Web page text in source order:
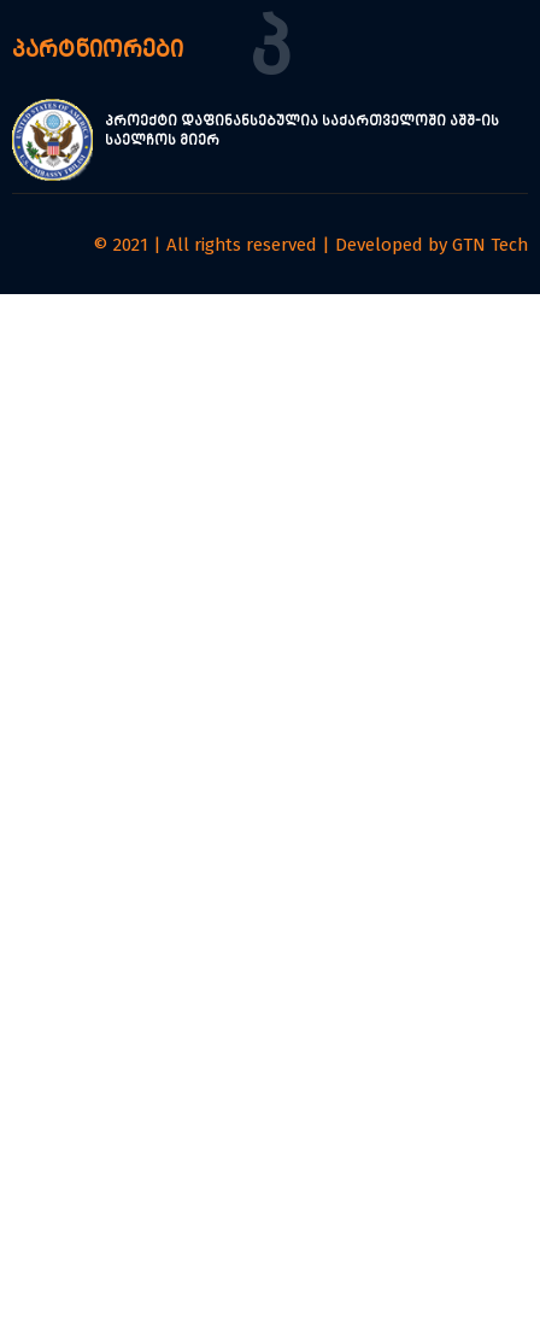
პარტნიორები Პ
პროექტი დაფინანსებულია საქართველოში აშშ-ის
საელჩოს მიერ
© 2021 | All rights reserved | Developed by GTN Tech